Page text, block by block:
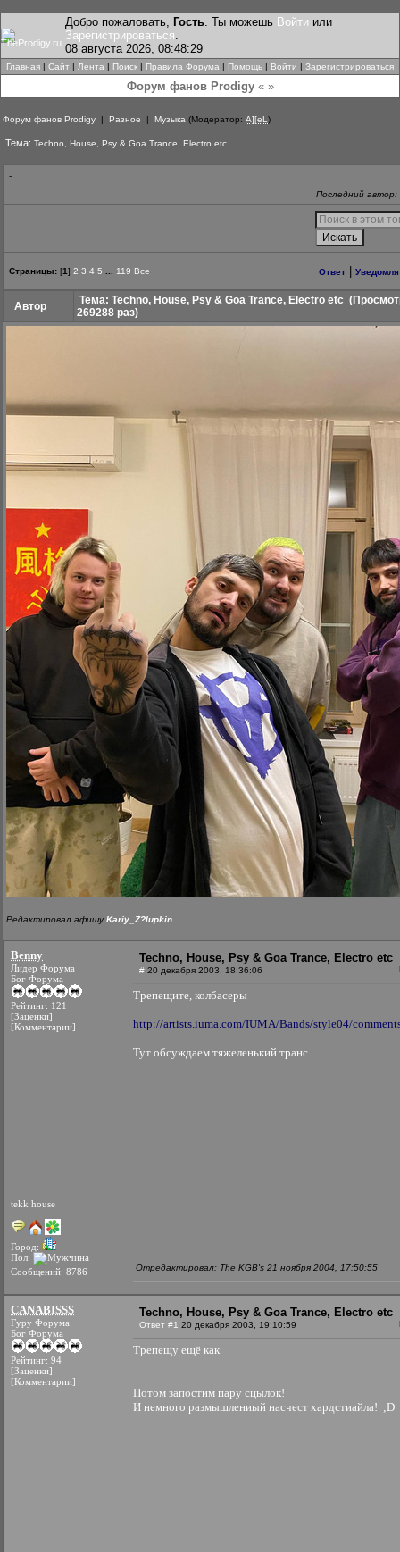
Добро пожаловать, Гость. Ты можешь Войти или
Зарегистрироваться.
08 августа 2026, 08:48:29
Главная | Сайт | Лента | Поиск | Правила Форума | Помощь | Войти | Зарегистрироваться
Форум фанов Prodigy« »
Форум фанов Prodigy | Разное | Музыка (Модератор: A][eL )
Тема: Techno, House, Psy & Goa Trance, Electro etc
-
Последний автор:
Страницы: [1] 2 3 4 5 119 Все Ответ
Автор Тема: Techno, House, Psy & Goa Trance, Electro etc
269288 раз)
Редактировал афишуKariy_Z?lupkin
Benny
Лидер Форума
Бог Форума
Рейтинг: 121
[Заценки]
[Комментарии]
tekk house
Город:
Пол:
Сообщений: 8786
Techno, House, Psy & Goa Trance, Electro etc
# 20 декабря 2003, 18:36:06
Трепещите, колбасеры
http://artists.iuma.com/IUMA/Bands/style04/
Тут обсуждаем тяжеленький транс
Отредактировал: The KGB's 21 ноября 2004, 17:50:55
CANABISSS
Гуру Форума
Бог Форума
Рейтинг: 94
[Заценки]
[Комментарии]
Techno, House, Psy & Goa Trance, Electro etc
Ответ #1 20 декабря 2003, 19:10:59
Трепещу ещё как
Потом запостим пару сцылок!
И немного размышлениый насчест хардстиайла! ;D